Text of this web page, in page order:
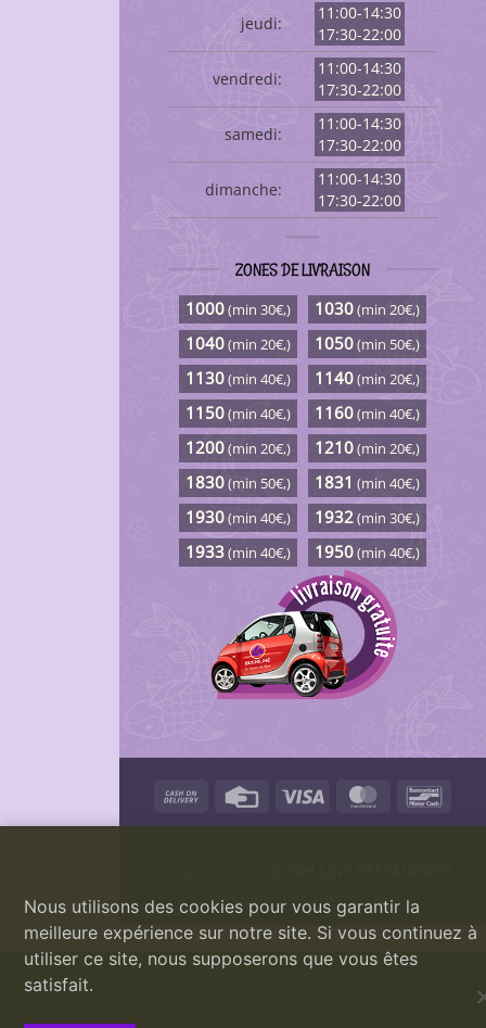
jeudi:
11:00-14:30
17:30-22:00
vendredi:
11:00-14:30
17:30-22:00
samedi:
11:00-14:30
17:30-22:00
dimanche:
11:00-14:30
17:30-22:00
ZONES DE LIVRAISON
1000(min 30€,) 1030(min 20€,)
1040(min 20€,) 1050(min 50€,)
1130(min 40€,) 1140(min 20€,)
1150(min 40€,) 1160(min 40€,)
1200(min 20€,) 1210(min 20€,)
1830(min 50€,) 1831 (min 40€,)
1930(min 40€,) 1932(min 30€,)
1933(min 40€,) 1950(min 40€,)
Cash
Credit
Visa MasterCard
Member of
Nous utilisons des cookies pour vous garantir la
meilleure expérience sur notre site. Si vous continuez à
utiliser ce site, nous supposerons que vous êtes
satisfait.